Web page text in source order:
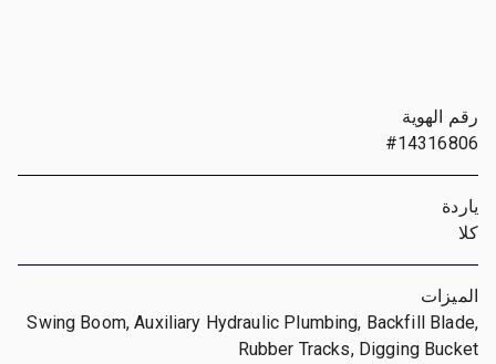
رقم الهوية
#14316806
ياردة
كلا
الميزات
Swing Boom, Auxiliary Hydraulic Plumbing, Backfill Blade,
Rubber Tracks, Digging Bucket